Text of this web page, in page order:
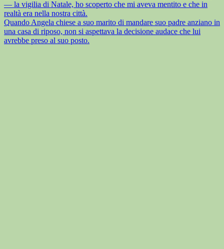
— la vigilia di Natale, ho scoperto che mi aveva mentito e che in
realtà era nella nostra città.
Quando Angela chiese a suo marito di mandare suo padre anziano in
una casa di riposo, non si aspettava la decisione audace che lui
avrebbe preso al suo posto.